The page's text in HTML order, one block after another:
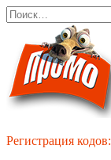
Перейти
к
содержанию
Search
for:
Регистрация